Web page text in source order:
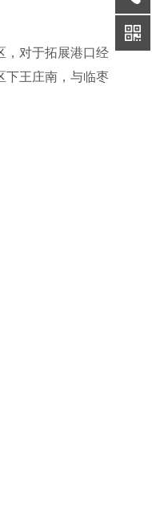
，对于拓展港口经
下王庄南，与临枣